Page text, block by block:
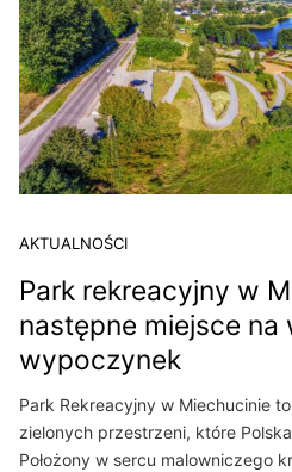
AKTUALNOŚCI
Park rekreacyjny w
następne miejsce na
wypoczynek
Park Rekreacyjny w Miechucinie
zielonych przestrzeni, które
Położony w sercu malowniczego